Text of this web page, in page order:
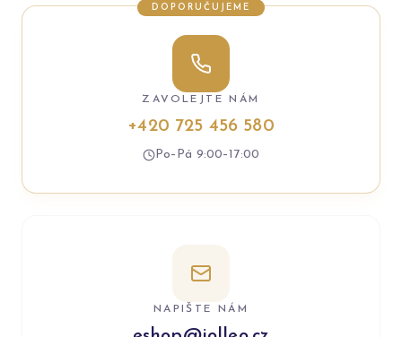
DOPORUČUJEME
ZAVOLEJTE NÁM
+420 725 456 580
Po–Pá 9:00–17:00
NAPIŠTE NÁM